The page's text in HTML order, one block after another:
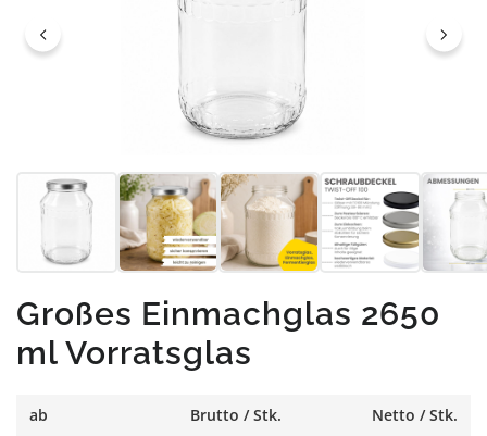
Großes Einmachglas 2650
ml Vorratsglas
ab Brutto / Stk. Netto / Stk.